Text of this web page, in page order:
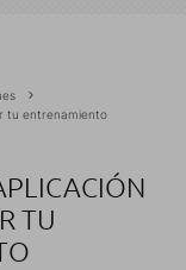
tu entrenamiento
TU